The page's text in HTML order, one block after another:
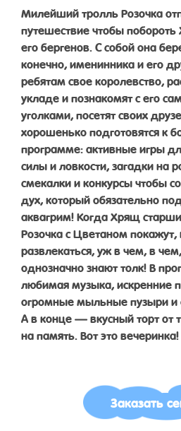
Милейший тролль Розочка
путешествие чтобы
его бергенов. С собой она
конечно, именинника и его
ребятам свое королевство,
укладе и познакомят с его
уголками, посетят своих
хорошенько подготовятся к
программе: активные игры
силы и ловкости, загадки на
смекалки и конкурсы чтобы
дух, который обязательно
аквагрим! Когда Хрящ
Розочка с Цветаном
развлекаться, уж в чем, в
однозначно знают толк! В
любимая музыка, искренние
огромные мыльные пузыри и
А в конце — вкусный торт от
на память. Вот это вечеринка!
Заказать